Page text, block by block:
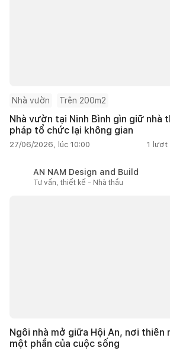
Nhà vườn Trên 200m2
Nhà vườn tại Ninh Bình gìn giữ nhà
pháp tổ chức lại không gian
27/06/2026, lúc 10:00 1 lượt
AN NAM Design and Build
Tư vấn, thiết kế - Nhà thầu
Ngôi nhà mở giữa Hội An, nơi thiên
một phần của cuộc sống